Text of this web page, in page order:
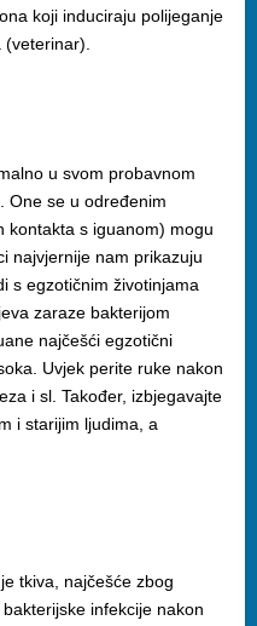
koji induciraju polijeganje
u svom probavnom
One se u određenim
kontakta s iguanom) mogu
najvjernije nam prikazuju
s egzotičnim životinjama
zaraze bakterijom
najčešći egzotični
Uvjek perite ruke nakon
i sl. Također, izbjegavajte
i starijim ljudima, a
tkiva, najčešće zbog
infekcije nakon